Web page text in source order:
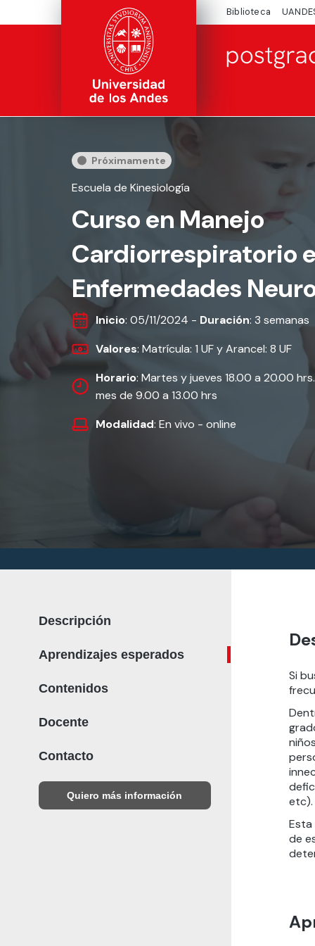
Biblioteca
Próximamente
Escuela de Kinesiología
Curso en Manejo
Cardiorrespiratorio
Enfermedades
Inicio: 05/11/2024 - Duración: 3 semanas
Valores: Matrícula: 1 UF y Arancel: 8 UF
Horario: Martes y jueves 18.00 a 20.00
mes de 9.00 a 13.00 hrs
Modalidad: En vivo - online
Descripción
Aprendizajes esperados
Contenidos
Docente
Contacto
Quiero más información
Si
etc).
de